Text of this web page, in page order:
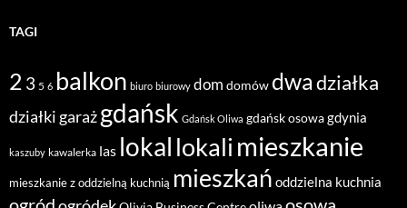
TAGI
2 3 5 6 balkon biuro biurowy dom domów dwadziałka
działki garażgdańsk Gdańsk Oliwa gdańsk osowagdynia
kaszuby kawalerka las lokal lokalimieszkanie
mieszkanie z oddzielną kuchnią mieszkań oddzielna kuchnia